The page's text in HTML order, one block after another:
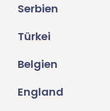
Serbien
Türkei
Belgien
England